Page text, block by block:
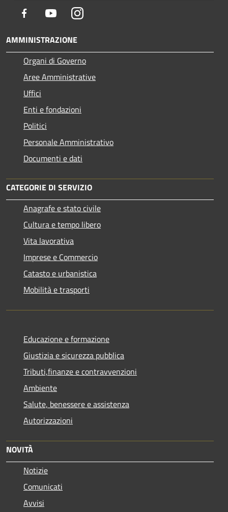
Facebook YoutubeInstagram
AMMINISTRAZIONE
Organi di Governo
Aree Amministrative
Uffici
Enti e fondazioni
Politici
Personale Amministrativo
Documenti e dati
CATEGORIE DI SERVIZIO
Anagrafe e stato civile
Cultura e tempo libero
Vita lavorativa
Imprese e Commercio
Catasto e urbanistica
Mobilità e trasporti
Educazione e formazione
Giustizia e sicurezza pubblica
Tributi,finanze e contravvenzioni
Ambiente
Salute, benessere e assistenza
Autorizzazioni
NOVITÀ
Notizie
Comunicati
Avvisi